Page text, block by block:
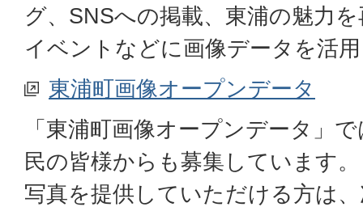
グ、SNSへの掲載、東浦の魅力
イベントなどに画像データを活
東浦町画像オープンデータ
「東浦町画像オープンデータ」
民の皆様からも募集しています。
写真を提供していただける方は